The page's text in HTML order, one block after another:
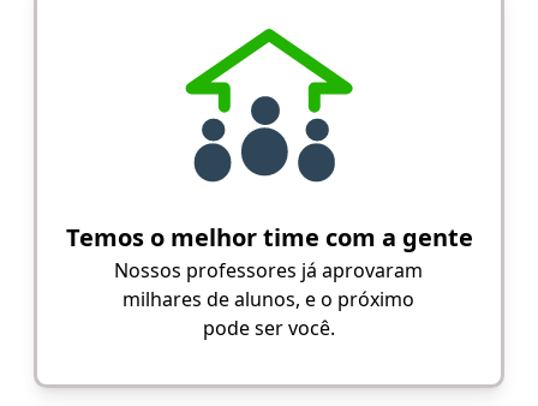
Temos o melhor time com a gente
Nossos professores já aprovaram
milhares de alunos, e o próximo
pode ser você.